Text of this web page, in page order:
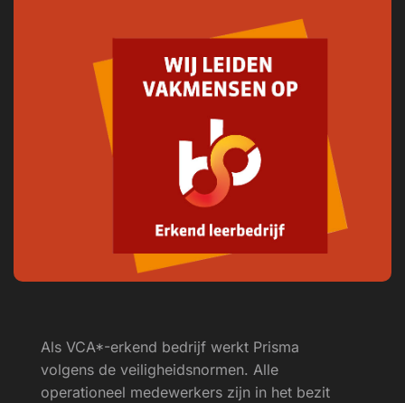
Als VCA*-erkend bedrijf werkt Prisma
volgens de veiligheids­normen. Alle
operationeel medewerkers zijn in het bezit